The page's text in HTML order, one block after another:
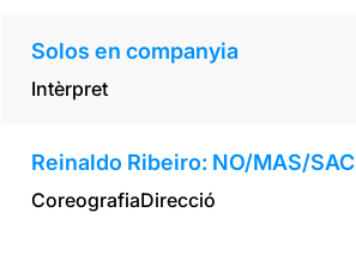
Solos en companyia
Intèrpret
Reinaldo Ribeiro: NO/MAS/
CoreografiaDirecció